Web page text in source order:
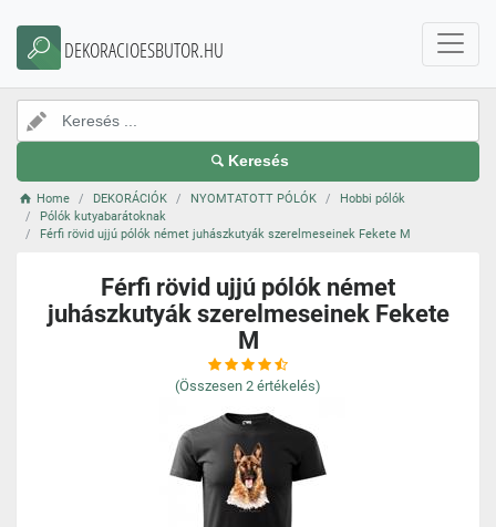
DEKORACIOESBUTOR.HU
Keresés
Home DEKORÁCIÓK NYOMTATOTT PÓLÓK
Hobbi pólók
Pólók kutyabarátoknak
Férfi rövid ujjú pólók német juhászkutyák szerelmeseinek Fekete M
Férfi rövid ujjú pólók német
juhászkutyák szerelmeseinek Fekete
M
(Összesen 2 értékelés)